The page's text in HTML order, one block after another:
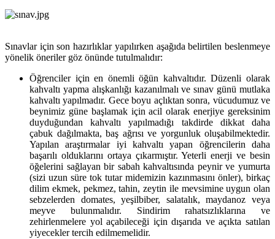
Sınavlar için son hazırlıklar yapılırken aşağıda belirtilen beslenmeye
yönelik öneriler göz önünde tutulmalıdır:
Öğrenciler için en önemli öğün kahvaltıdır. Düzenli olarak
kahvaltı yapma alışkanlığı kazanılmalı ve sınav günü mutlaka
kahvaltı yapılmadır. Gece boyu açlıktan sonra, vücudumuz ve
beynimiz güne başlamak için acil olarak enerjiye gereksinim
duyduğundan kahvaltı yapılmadığı takdirde dikkat daha
çabuk dağılmakta, baş ağrısı ve yorgunluk oluşabilmektedir.
Yapılan araştırmalar iyi kahvaltı yapan öğrencilerin daha
başarılı olduklarını ortaya çıkarmıştır. Yeterli enerji ve besin
öğelerini sağlayan bir sabah kahvaltısında peynir ve yumurta
(sizi uzun süre tok tutar midemizin kazınmasını önler), birkaç
dilim ekmek, pekmez, tahin, zeytin ile mevsimine uygun olan
sebzelerden domates, yeşilbiber, salatalık, maydanoz veya
meyve bulunmalıdır. Sindirim rahatsızlıklarına ve
zehirlenmelere yol açabileceği için dışarıda ve açıkta satılan
yiyecekler tercih edilmemelidir.